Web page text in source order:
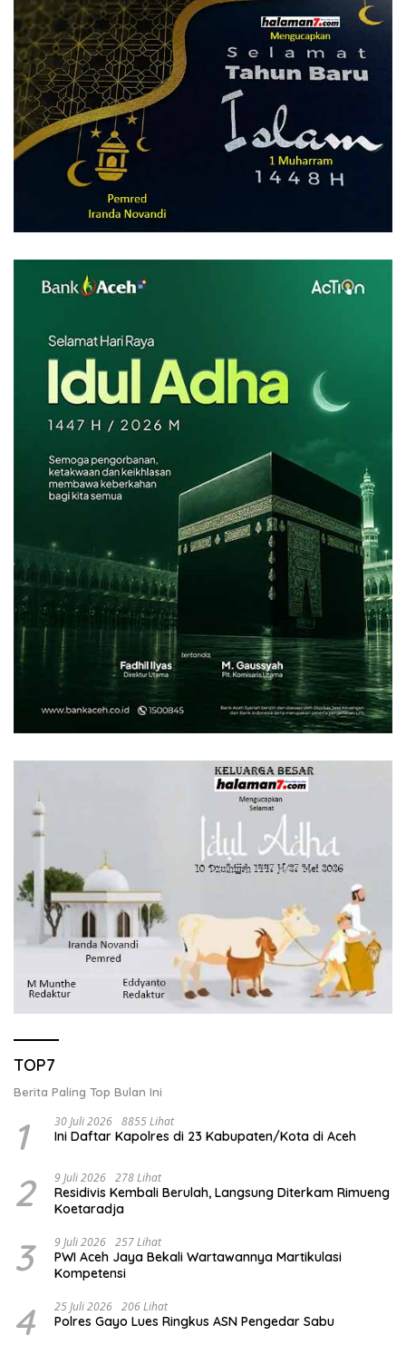
TOP7
Berita Paling Top Bulan Ini
1 30 Juli 2026 8855 Lihat
Ini Daftar Kapolres di 23 Kabupaten/Kota di Aceh
2 9 Juli 2026 278 Lihat
Residivis Kembali Berulah, Langsung Diterkam Rimueng
Koetaradja
3 9 Juli 2026 257 Lihat
PWI Aceh Jaya Bekali Wartawannya Martikulasi
Kompetensi
4 25 Juli 2026 206 Lihat
Polres Gayo Lues Ringkus ASN Pengedar Sabu